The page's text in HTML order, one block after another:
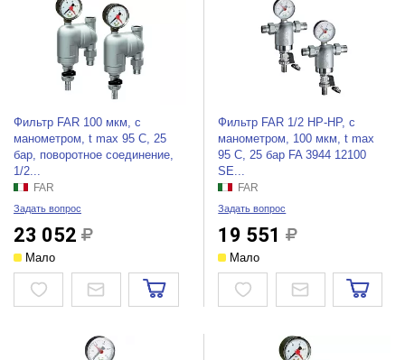
Фильтр FAR 100 мкм, с
манометром, t max 95 C, 25
бар, поворотное соединение,
1/2...
FAR
Задать вопрос
23 052
Мало
Фильтр FAR 1/2 НР-НР, с
манометром, 100 мкм, t max
95 C, 25 бар FA 3944 12100
SE...
FAR
Задать вопрос
19 551
Мало